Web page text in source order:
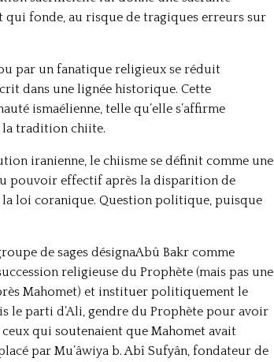
qui fonde, au risque de tragiques erreurs sur
par un fanatique religieux se réduit
dans une lignée historique. Cette
ismaélienne, telle qu’elle s’affirme
la tradition chiite.
iranienne, le chiisme se définit comme une
pouvoir effectif après la disparition de
loi coranique. Question politique, puisque
de sages désignaAbû Bakr comme
religieuse du Prophète (mais pas une
Mahomet) et instituer politiquement le
le parti d’Ali, gendre du Prophète pour avoir
ceux qui soutenaient que Mahomet avait
par Mu’âwiya b. Abî Sufyân, fondateur de